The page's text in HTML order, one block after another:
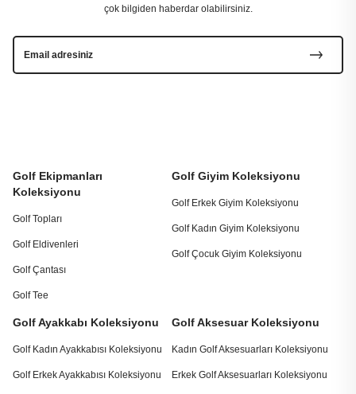
Golf Ekipmanları
Koleksiyonu
Golf Topları
Golf Eldivenleri
Golf Çantası
Golf Tee
Golf Giyim Koleksiyonu
Golf Erkek Giyim Koleksiyonu
Golf Kadın Giyim Koleksiyonu
Golf Çocuk Giyim Koleksiyonu
Golf Ayakkabı Koleksiyonu
Golf Kadın Ayakkabısı Koleksiyonu
Golf Erkek Ayakkabısı Koleksiyonu
Golf Aksesuar Koleksiyonu
Kadın Golf Aksesuarları Koleksiyonu
Erkek Golf Aksesuarları Koleksiyonu
çok bilgiden haberdar olabilirsiniz.